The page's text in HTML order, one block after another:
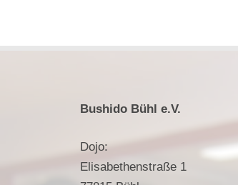
Bushido Bühl e.V.
Dojo:
Elisabethenstraße 1